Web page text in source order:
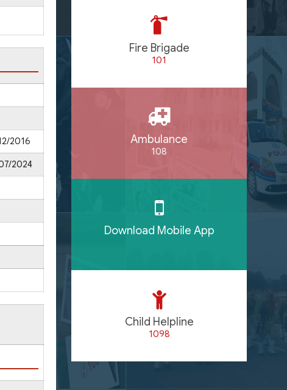
2016
2024
Fire Brigade
101
Ambulance
108
Download Mobile App
Child Helpline
1098